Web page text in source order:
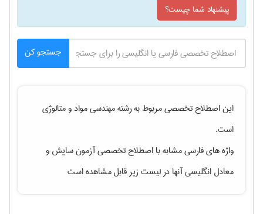
پیشنهاد شما چیست؟
جستجو کن
این اصطلاح تخصصی مربوط به رشتهمهندسی مواد و متالوژی
است.
واژه های فارسی مشابه با اصطلاح تخصصیآزمون سایشو
معادل انگلیسی آنها در لیست زیر قابل مشاهده است